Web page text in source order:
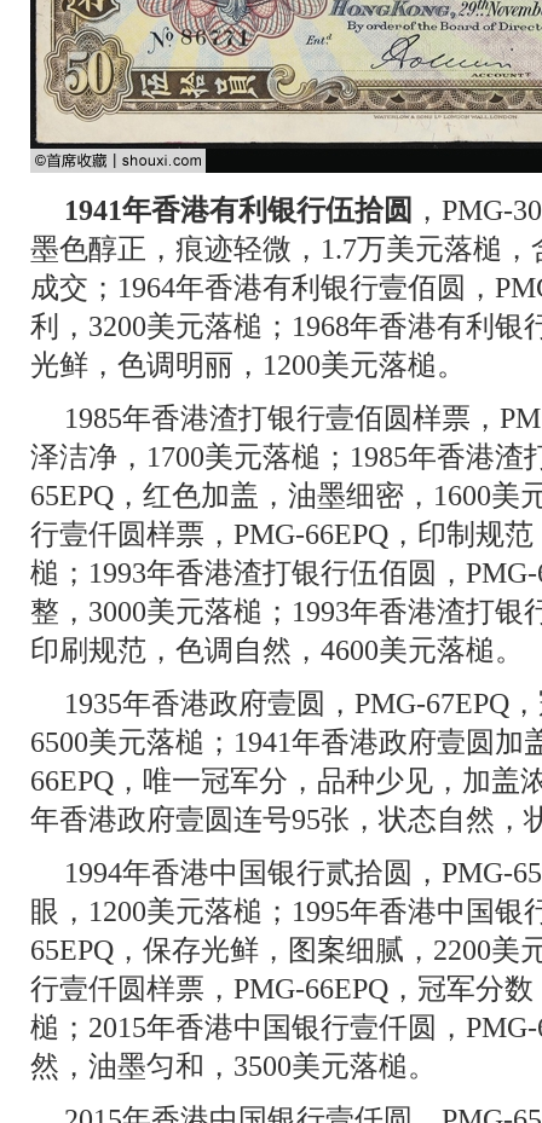
1941年香港有利银行伍拾圆 ，PMG-
墨色醇正，痕迹轻微，1.7万美元落槌，
成交；1964年香港有利银行壹佰圆，
利，3200美元落槌；1968年香港有利银
光鲜，色调明丽，1200美元落槌。
1985年香港渣打银行壹佰圆样票，
泽洁净，1700美元落槌；1985年香港渣
65EPQ，红色加盖，油墨细密，1600美
行壹仟圆样票，PMG-66EPQ，印制规
槌；1993年香港渣打银行伍佰圆，
整，3000美元落槌；1993年香港渣打银
印刷规范，色调自然，4600美元落槌。
1935年香港政府壹圆，PMG-67EPQ
6500美元落槌；1941年香港政府壹圆加
66EPQ，唯一冠军分，品种少见，加盖
年香港政府壹圆连号95张，状态自然，
1994年香港中国银行贰拾圆，PMG-
眼，1200美元落槌；1995年香港中国银
65EPQ，保存光鲜，图案细腻，2200美
行壹仟圆样票，PMG-66EPQ，冠军分
槌；2015年香港中国银行壹仟圆，
然，油墨匀和，3500美元落槌。